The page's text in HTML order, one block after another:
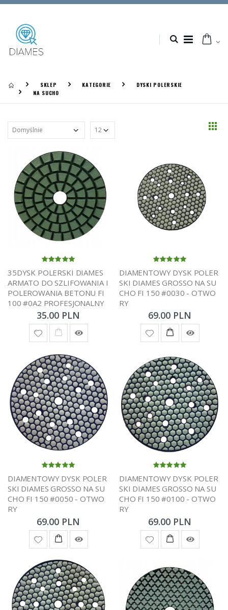
SKLEP KATEGORIE
DYSKI POLERSKIE
NA SUCHO
35DYSK POLERSKI DIAMES
ARMATO DO SZLIFOWANIA I
POLEROWANIA BETONU FI
100 #0A2 PROFESJONALNY
35.00 PLN
DIAMENTOWY DYSK POLER
SKI DIAMES GROSSO NA SU
CHO FI 150 #0030 - OTWO
RY
69.00 PLN
DIAMENTOWY DYSK POLER
SKI DIAMES GROSSO NA SU
CHO FI 150 #0050 - OTWO
RY
69.00 PLN
DIAMENTOWY DYSK POLER
SKI DIAMES GROSSO NA SU
CHO FI 150 #0100 - OTWO
RY
69.00 PLN